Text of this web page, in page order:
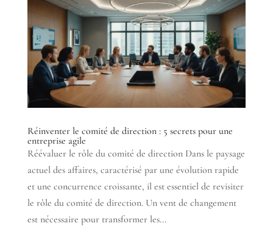
Réinventer le comité de direction : 5 secrets pour une
entreprise agile
Réévaluer le rôle du comité de direction Dans le paysage
actuel des affaires, caractérisé par une évolution rapide
et une concurrence croissante, il est essentiel de revisiter
le rôle du comité de direction. Un vent de changement
est nécessaire pour transformer les...